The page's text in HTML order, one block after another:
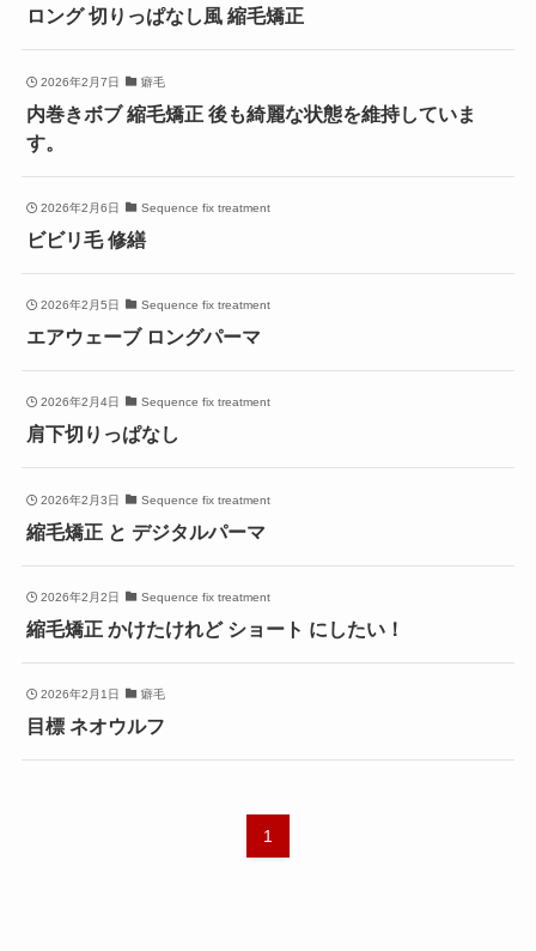
ロング 切りっぱなし風 縮毛矯正
2026年2月7日 癖毛
内巻きボブ 縮毛矯正 後も綺麗な状態を維持していま
す。
2026年2月6日 Sequence fix treatment
ビビリ毛 修繕
2026年2月5日 Sequence fix treatment
エアウェーブ ロングパーマ
2026年2月4日 Sequence fix treatment
肩下切りっぱなし
2026年2月3日 Sequence fix treatment
縮毛矯正 と デジタルパーマ
2026年2月2日 Sequence fix treatment
縮毛矯正 かけたけれど ショート にしたい！
2026年2月1日 癖毛
目標 ネオウルフ
1